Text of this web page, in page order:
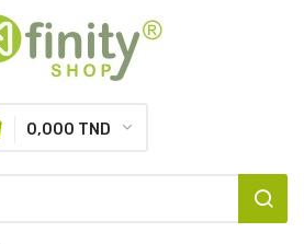
0,000 TND